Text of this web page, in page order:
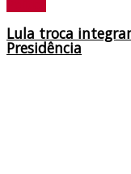
Lula troca
Presidência